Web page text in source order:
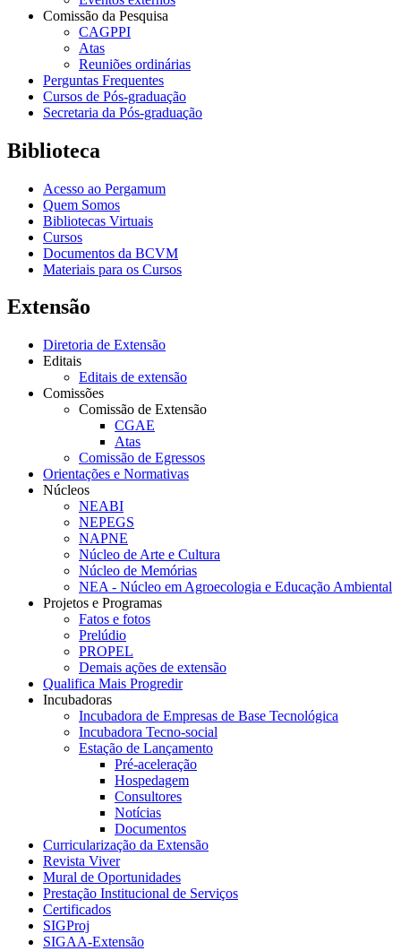
Comissão da Pesquisa
CAGPPI
Atas
Reuniões ordinárias
Perguntas Frequentes
Cursos de Pós-graduação
Secretaria da Pós-graduação
Biblioteca
Acesso ao Pergamum
Quem Somos
Bibliotecas Virtuais
Cursos
Documentos da BCVM
Materiais para os Cursos
Extensão
Diretoria de Extensão
Editais
Editais de extensão
Comissões
Comissão de Extensão
CGAE
Atas
Comissão de Egressos
Orientações e Normativas
Núcleos
NEABI
NEPEGS
NAPNE
Núcleo de Arte e Cultura
Núcleo de Memórias
NEA - Núcleo em Agroecologia e Educação Ambiental
Projetos e Programas
Fatos e fotos
Prelúdio
PROPEL
Demais ações de extensão
Qualifica Mais Progredir
Incubadoras
Incubadora de Empresas de Base Tecnológica
Incubadora Tecno-social
Estação de Lançamento
Pré-aceleração
Hospedagem
Consultores
Notícias
Documentos
Curricularização da Extensão
Revista Viver
Mural de Oportunidades
Prestação Institucional de Serviços
Certificados
SIGProj
SIGAA-Extensão